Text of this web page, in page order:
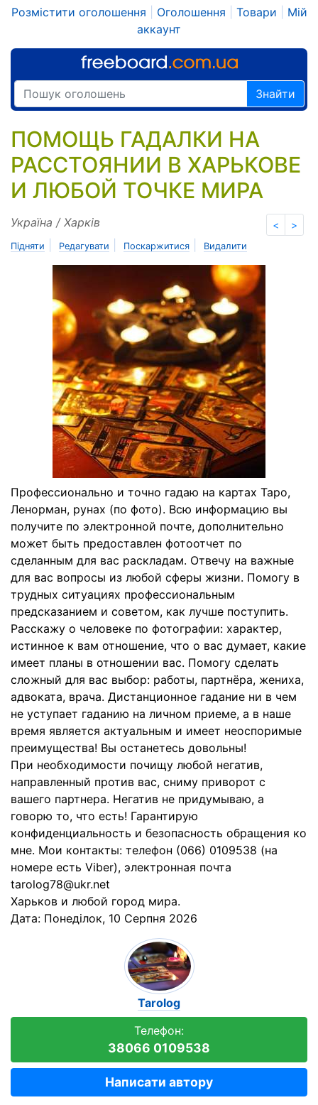
Розмістити оголошення Оголошення Товари
Мій
аккаунт
Знайти
ПОМОЩЬ ГАДАЛКИ НА
РАССТОЯНИИ В ХАРЬКОВЕ
И ЛЮБОЙ ТОЧКЕ МИРА
< >
Україна / Харків
Підняти Редагувати Поскаржитися Видалити
Профессионально и точно гадаю на картах Таро,
Ленорман, рунах (по фото). Всю информацию вы
получите по электронной почте, дополнительно
может быть предоставлен фотоотчет по
сделанным для вас раскладам. Отвечу на важные
для вас вопросы из любой сферы жизни. Помогу в
трудных ситуациях профессиональным
предсказанием и советом, как лучше поступить.
Расскажу о человеке по фотографии: характер,
истинное к вам отношение, что о вас думает, какие
имеет планы в отношении вас. Помогу сделать
сложный для вас выбор: работы, партнёра, жениха,
адвоката, врача. Дистанционное гадание ни в чем
не уступает гаданию на личном приеме, а в наше
время является актуальным и имеет неоспоримые
преимущества! Вы останетесь довольны!
При необходимости почищу любой негатив,
направленный против вас, сниму приворот с
вашего партнера. Негатив не придумываю, а
говорю то, что есть! Гарантирую
конфиденциальность и безопасность обращения ко
мне. Мои контакты: телефон (066) 0109538 (на
номере есть Viber), электронная почта
tarolog78@ukr.net
Харьков и любой город мира.
Дата: Понеділок, 10 Серпня 2026
Tarolog
Телефон:
38066 0109538
Написати автору